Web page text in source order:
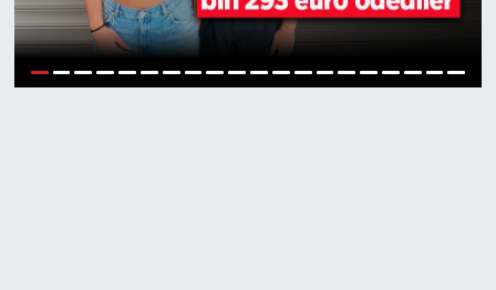
1 2 3 4 5 6 7 8 9 10 11 12 13 14 15 16 17 18 19 20
Siyaset